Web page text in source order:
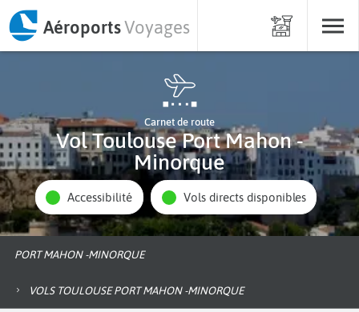
AéroportsVoyages
Carnet de route
Vol Toulouse Port Mahon -
Minorque
Accessibilité Vols directs disponibles
PORT MAHON -MINORQUE
VOLS TOULOUSE PORT MAHON -MINORQUE